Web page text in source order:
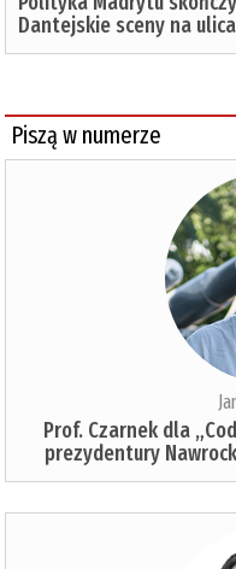
Dantejskie sceny na
Piszą w numerze
Prof. Czarnek dla
prezydentury